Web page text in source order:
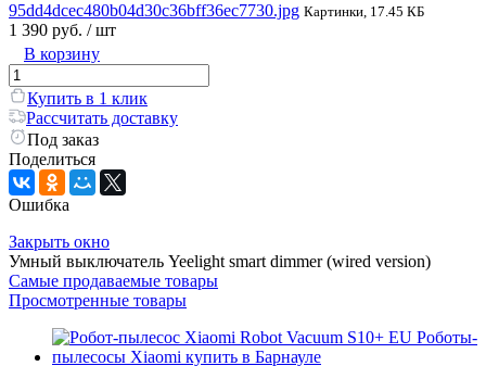
95dd4dcec480b04d30c36bff36ec7730.jpg Картинки, 17.45 КБ
1 390 руб. / шт
В корзину
Купить в 1 клик
Рассчитать доставку
Под заказ
Поделиться
Ошибка
Закрыть окно
Умный выключатель Yeelight smart dimmer (wired version)
Самые продаваемые товары
Просмотренные товары